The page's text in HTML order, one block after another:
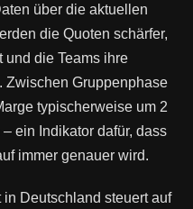
über die aktuellen
die Quoten schärfer,
die Teams ihre
Zwischen Gruppenphase
typischerweise um 2
ein Indikator dafür, dass
immer genauer wird.
Deutschland steuert auf